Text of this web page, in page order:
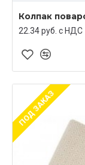
Колпак
22.34 руб. c НДС
ПОД ЗАКАЗ